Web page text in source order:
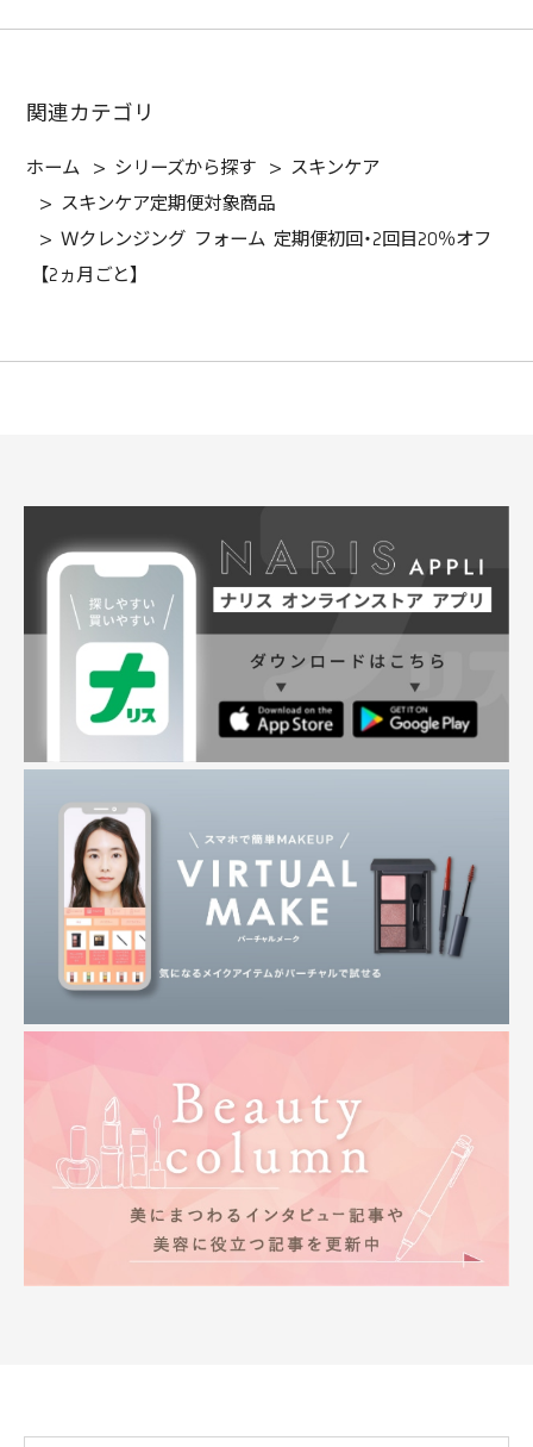
関連カテゴリ
ホーム > シリーズから探す > スキンケア
> スキンケア定期便対象商品
> Ｗクレンジング フォーム 定期便初回・2回目20％オフ
【2ヵ月ごと】